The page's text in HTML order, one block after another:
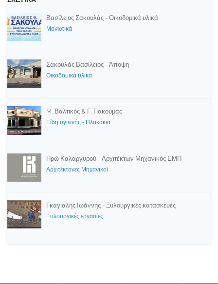
Βασίλειος Σακουλάς - Οικοδομικά υλικά
Μονωτικά
Σακουλάς Βασίλειος - Άποψη
Οικοδομικά υλικά
M. Βαλτικός & Γ. Γιακούμας
Είδη υγιεινής - Πλακάκια
Ηρώ Καλαργυρού - Αρχιτέκτων Μηχανικός ΕΜΠ
Αρχιτέκτονες Μηχανικοί
Γκαγιαλής Ιωάννης - Ξυλουργικές κατασκευές
Ξυλουργικές εργασίες